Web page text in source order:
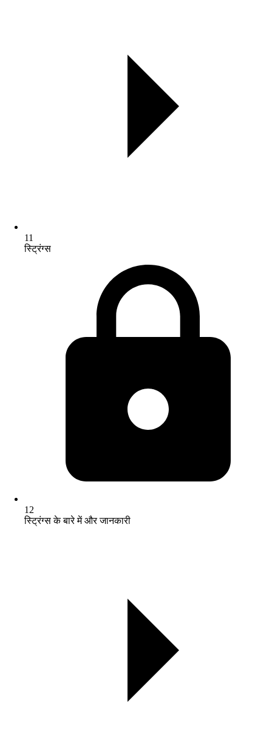
11
स्ट्रिंग्स
12
स्ट्रिंग्स के बारे में और जानकारी